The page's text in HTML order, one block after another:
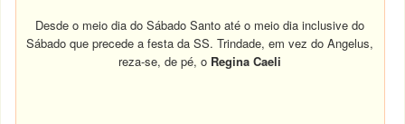
Desde o meio dia do Sábado Santo até o meio dia inclusive do
Sábado que precede a festa da SS. Trindade, em vez do Angelus,
reza-se, de pé, o Regina Caeli